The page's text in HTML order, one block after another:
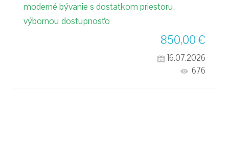
moderné bývanie s dostatkom priestoru,
výbornou dostupnosťo
850,00€
16.07.2026
676